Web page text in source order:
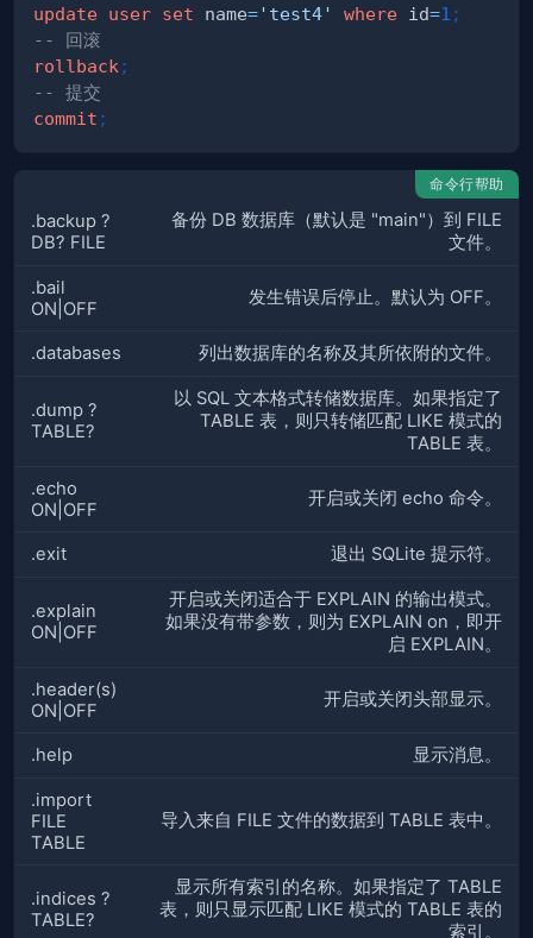
update user set name='test4' where id=1 ;
-- 回滚
rollback ;
-- 提交
commit ;
命令行帮助
.backup ?
DB? FILE
备份 DB 数据库（默认是 "main"）到 FILE
文件。
.bail
ON|OFF
发生错误后停止。默认为 OFF。
.databases 列出数据库的名称及其所依附的文件。
.dump ?
TABLE?
以 SQL 文本格式转储数据库。如果指定了
TABLE 表，则只转储匹配 LIKE 模式的
TABLE 表。
.echo
ON|OFF
开启或关闭 echo 命令。
.exit 退出 SQLite 提示符。
.explain
ON|OFF
开启或关闭适合于 EXPLAIN 的输出模式。
如果没有带参数，则为 EXPLAIN on，即开
启 EXPLAIN。
.header(s)
ON|OFF
开启或关闭头部显示。
.help 显示消息。
.import
FILE
TABLE
导入来自 FILE 文件的数据到 TABLE 表中。
.indices ?
TABLE?
显示所有索引的名称。如果指定了 TABLE
表，则只显示匹配 LIKE 模式的 TABLE 表的
索引。